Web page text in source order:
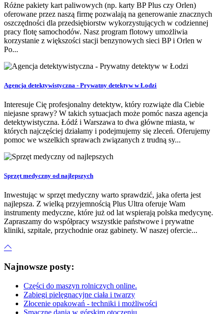
Różne pakiety kart paliwowych (np. karty BP Plus czy Orlen)
oferowane przez naszą firmę pozwalają na generowanie znacznych
oszczędności dla przedsiębiorstw wykorzystujących w codziennej
pracy flotę samochodów. Nasz program flotowy umożliwia
korzystanie z większości stacji benzynowych sieci BP i Orlen w
Po...
Agencja detektywistyczna - Prywatny detektyw w Łodzi
Interesuje Cię profesjonalny detektyw, który rozwiąże dla Ciebie
niejasne sprawy? W takich sytuacjach może pomóc nasza agencja
detektywistyczna. Łódź i Warszawa to dwa główne miasta, w
których najczęściej działamy i podejmujemy się zleceń. Oferujemy
pomoc we wszelkich sprawach związanych z trudną sy...
Sprzęt medyczny od najlepszych
Inwestując w sprzęt medyczny warto sprawdzić, jaka oferta jest
najlepsza. Z wielką przyjemnością Plus Ultra oferuje Wam
instrumenty medyczne, które już od lat wspierają polska medycynę.
Zapraszamy do współpracy wszystkie państwowe i prywatne
kliniki, szpitale, przychodnie oraz gabinety. W naszej ofercie...
Najnowsze posty:
Części do maszyn rolniczych online.
Zabiegi pielęgnacyjne ciała i twarzy
Złocenie opakowań - techniki i możliwości
Smaczne dania w górskim otoczeniu